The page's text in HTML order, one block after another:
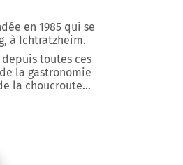
en 1985 qui se
à Ichtratzheim.
toutes ces
la gastronomie
la choucroute…